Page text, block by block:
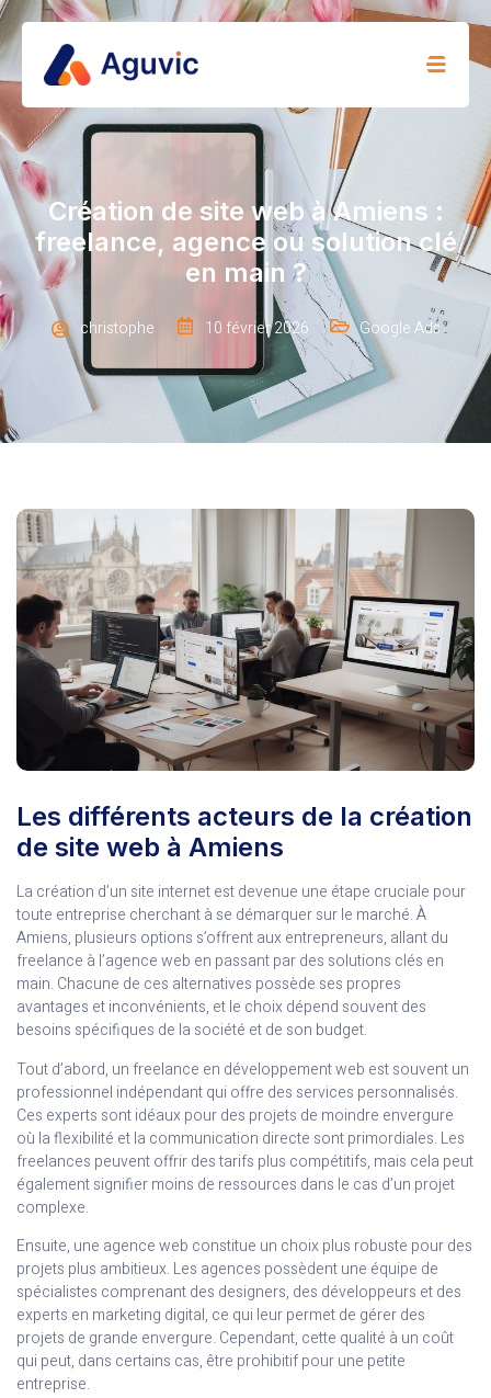
Création de site web à Amiens :
freelance, agence ou solution clé
en main ?
christophe 10 février 2026 Google Ads
Les différents acteurs de la création
de site web à Amiens
La création d’un site internet est devenue une étape cruciale pour
toute entreprise cherchant à se démarquer sur le marché. À
Amiens, plusieurs options s’offrent aux entrepreneurs, allant du
freelance à l’agence web en passant par des solutions clés en
main. Chacune de ces alternatives possède ses propres
avantages et inconvénients, et le choix dépend souvent des
besoins spécifiques de la société et de son budget.
Tout d’abord, un freelance en développement web est souvent un
professionnel indépendant qui offre des services personnalisés.
Ces experts sont idéaux pour des projets de moindre envergure
où la flexibilité et la communication directe sont primordiales. Les
freelances peuvent offrir des tarifs plus compétitifs, mais cela peut
également signifier moins de ressources dans le cas d’un projet
complexe.
Ensuite, une agence web constitue un choix plus robuste pour des
projets plus ambitieux. Les agences possèdent une équipe de
spécialistes comprenant des designers, des développeurs et des
experts en marketing digital, ce qui leur permet de gérer des
projets de grande envergure. Cependant, cette qualité à un coût
qui peut, dans certains cas, être prohibitif pour une petite
entreprise.